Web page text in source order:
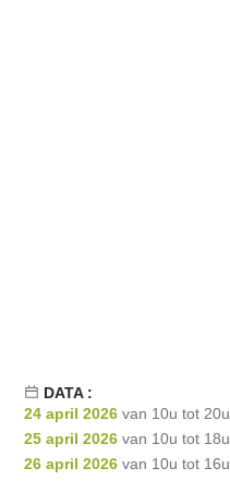
DATA :
24 april 2026 van 10u tot 20u
25 april 2026 van 10u tot 18u
26 april 2026 van 10u tot 16u